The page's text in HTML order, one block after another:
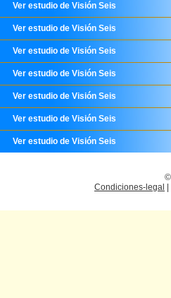
Ver estudio de Visión Seis
Ver estudio de Visión Seis
Ver estudio de Visión Seis
Ver estudio de Visión Seis
Ver estudio de Visión Seis
Ver estudio de Visión Seis
Ver estudio de Visión Seis
©
Condiciones-legal